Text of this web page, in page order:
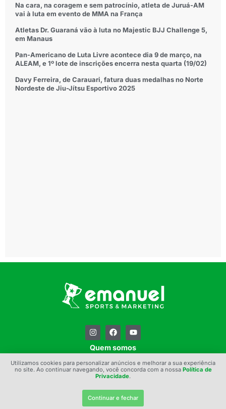
Na cara, na coragem e sem patrocínio, atleta de Juruá-AM
vai à luta em evento de MMA na França
Atletas Dr. Guaraná vão à luta no Majestic BJJ Challenge 5,
em Manaus
Pan-Americano de Luta Livre acontece dia 9 de março, na
ALEAM, e 1º lote de inscrições encerra nesta quarta (19/02)
Davy Ferreira, de Carauari, fatura duas medalhas no Norte
Nordeste de Jiu-Jítsu Esportivo 2025
Quem somos
Contato
Política de Privacidade
© 2025 – Emanuel Sports & Marketing – Todos os Direitos Reservados
Utilizamos cookies para personalizar anúncios e melhorar a sua experiência
no site. Ao continuar navegando, você concorda com a nossa Política de
Privacidade.
Continuar e fechar